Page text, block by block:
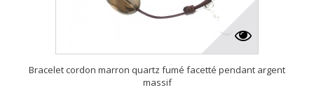
Bracelet cordon marron quartz fumé facetté pendant argent
massif